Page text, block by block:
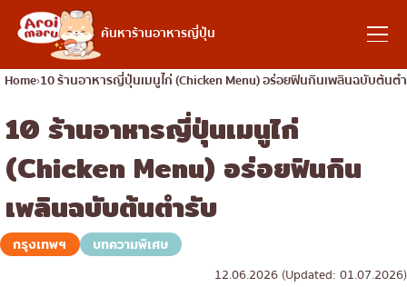
ค้นหาร้านอาหารญี่ปุ่น
อาหารญี่ปุ่น
ค้นหาร้านอาหาร
ค้นหาตามประเภทอาหาร
ซูชิ
ค้นหาตามพื้นที่
Home 10 ร้านอาหารญี่ปุ่นเมนูไก่ (Chicken Menu) อร่อยฟินกินเพลินฉบับต้นต
10 ร้านอาหารญี่ปุ่นเมนูไก่
(Chicken Menu) อร่อยฟินกิน
เพลินฉบับต้นตำรับ
กรุงเทพฯ
บทความพิเศษ
12.06.2026 (Updated: 01.07.2026)